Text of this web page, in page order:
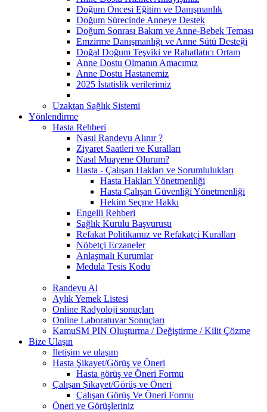
Doğum Öncesi Eğitim ve Danışmanlık
Doğum Sürecinde Anneye Destek
Doğum Sonrası Bakım ve Anne-Bebek Teması
Emzirme Danışmanlığı ve Anne Sütü Desteği
Doğal Doğum Teşviki ve Rahatlatıcı Ortam
Anne Dostu Olmanın Amacımız
Anne Dostu Hastanemiz
2025 İstatislik verilerimiz
Uzaktan Sağlık Sistemi
Yönlendirme
Hasta Rehberi
Nasıl Randevu Alınır ?
Ziyaret Saatleri ve Kuralları
Nasıl Muayene Olurum?
Hasta - Çalışan Hakları ve Sorumlulukları
Hasta Hakları Yönetmenliği
Hasta Çalışan Güvenliği Yönetmenliği
Hekim Seçme Hakkı
Engelli Rehberi
Sağlık Kurulu Başvurusu
Refakat Politikamız ve Refakatçi Kuralları
Nöbetçi Eczaneler
Anlaşmalı Kurumlar
Medula Tesis Kodu
Randevu Al
Aylık Yemek Listesi
Online Radyoloji sonuçları
Online Laboratuvar Sonuçları
KamuSM PIN Oluşturma / Değiştirme / Kilit Çözme
Bize Ulaşın
İletişim ve ulaşım
Hasta Şikayet/Görüş ve Öneri
Hasta görüş ve Öneri Formu
Çalışan Şikayet/Görüş ve Öneri
Çalışan Görüş Ve Öneri Formu
Öneri ve Görüşleriniz